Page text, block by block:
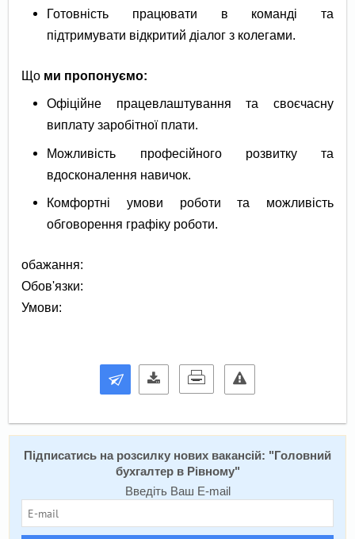
Готовність працювати в команді та
підтримувати відкритий діалог з колегами.
Що ми пропонуємо:
Офіційне працевлаштування та своєчасну
виплату заробітної плати.
Можливість професійного розвитку та
вдосконалення навичок.
Комфортні умови роботи та можливість
обговорення графіку роботи.
обажання:
Обов'язки:
Умови:
Підписатись на розсилку нових вакансій: " Головний
бухгалтер в Рівному"
Введіть Ваш E-mail